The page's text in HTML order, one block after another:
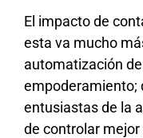
El impacto de
esta va mucho
automatización
empoderamiento;
entusiastas de la
de controlar mejor